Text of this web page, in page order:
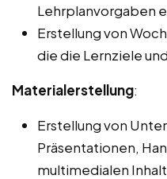
Lehrplanvorgaben
Erstellung von
die die Lernziele
Materialerstellung:
Erstellung von
Präsentationen,
multimedialen